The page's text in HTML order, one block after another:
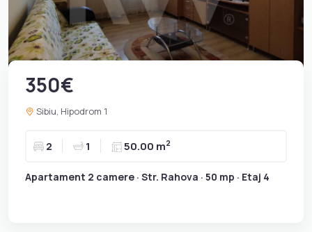
350€
Sibiu, Hipodrom 1
2 1 50.00 m2
Apartament 2 camere · Str. Rahova · 50 mp · Etaj 4